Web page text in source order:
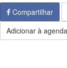
Compartilhar
Adicionar à agenda